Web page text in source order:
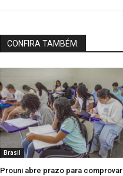
CONFIRA TAMBÉM:
Brasil
Prouni abre prazo para comprovar